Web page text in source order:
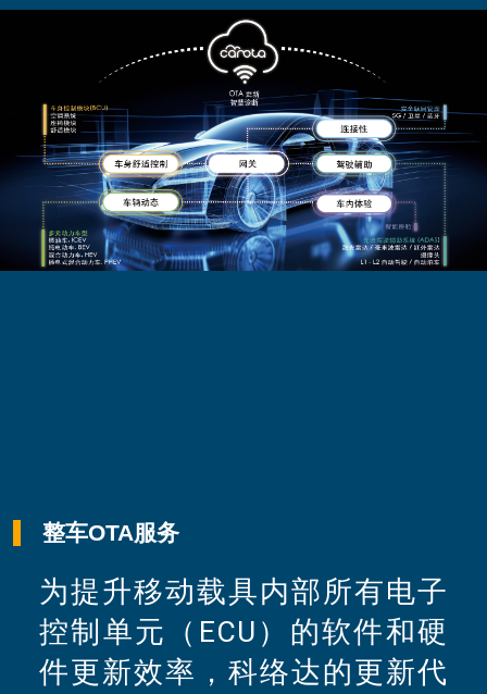
整车OTA服务
为提升移动载具内部所有电子
控制单元（ECU）的软件和硬
件更新效率，科络达的更新代